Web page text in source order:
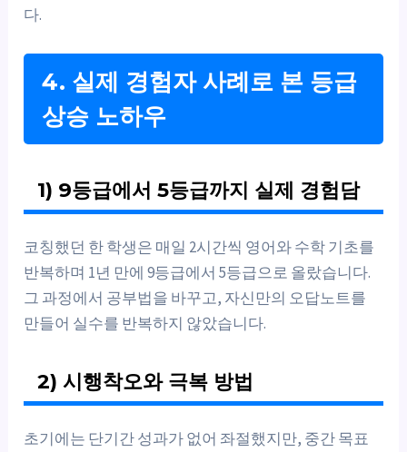
다.
4. 실제 경험자 사례로 본 등급
상승 노하우
1) 9등급에서 5등급까지 실제 경험담
코칭했던 한 학생은 매일 2시간씩 영어와 수학 기초를
반복하며 1년 만에 9등급에서 5등급으로 올랐습니다.
그 과정에서 공부법을 바꾸고, 자신만의 오답노트를
만들어 실수를 반복하지 않았습니다.
2) 시행착오와 극복 방법
초기에는 단기간 성과가 없어 좌절했지만, 중간 목표